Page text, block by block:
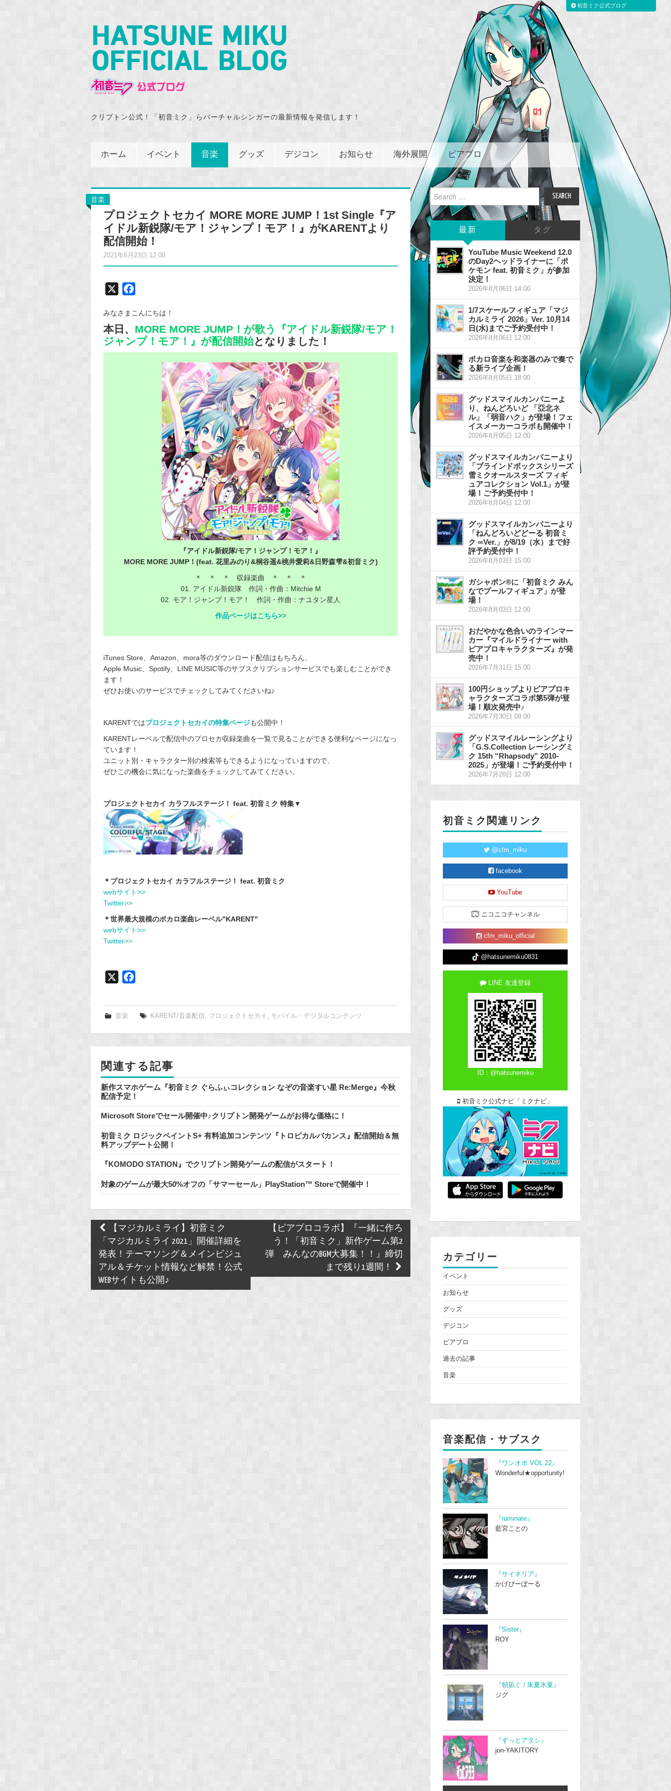
クリプトン公式！「初音ミク」らバーチャルシンガーの最新情報を発信します！
ホーム イベント 音楽 グッズ デジコン お知らせ 海外展開 ピアプロ
音楽
プロジェクトセカイ MORE MORE JUMP！1st Single『ア
イドル新鋭隊/モア！ジャンプ！モア！』がKARENTより
配信開始！
2021年6月23日 12:00
c
e
b
o
みなさまこんにちは！
本日、 MORE MORE JUMP！が歌う『アイドル新鋭隊/モア！
ジャンプ！モア！』が配信開始となりました！
『アイドル新鋭隊/モア！ジャンプ！モア！』
MORE MORE JUMP！ (feat. 花里みのり&桐谷遥&桃井愛莉&日野森雫&初音ミク)
＊ ＊ ＊ 収録楽曲 ＊ ＊ ＊
01. アイドル新鋭隊 作詞・作曲：Mitchie M
02. モア！ジャンプ！モア！ 作詞・作曲：ナユタン星人
作品ページはこちら>>
iTunes Store、Amazon、mora等のダウンロード配信はもちろん、
Apple Music、Spotify、LINE MUSIC等のサブスクリプションサービスでも楽しむことができ
ます！
ぜひお使いのサービスでチェックしてみてくださいね♪
KARENTではプロジェクトセカイの特集ページも公開中！
KARENTレーベルで配信中のプロセカ収録楽曲を一覧で見ることができる便利なページになっ
ています！
ユニット別・キャラクター別の検索等もできるようになっていますので、
ぜひこの機会に気になった楽曲をチェックしてみてください。
プロジェクトセカイ カラフルステージ！ feat. 初音ミク 特集▼
＊プロジェクトセカイ カラフルステージ！ feat. 初音ミク
webサイト>>
Twitter>>
＊世界最大規模のボカロ楽曲レーベル"KARENT"
webサイト>>
Twitter>>
k
音楽 KARENT/音楽配信 プロジェクトセカイ モバイル・デジタルコンテンツ
関連する記事
新作スマホゲーム『初音ミク ぐらふぃコレクション なぞの音楽すい星 Re:Merge』今秋
配信予定！
Microsoft Storeでセール開催中♪クリプトン開発ゲームがお得な価格に！
初音ミク ロジックペイントS+ 有料追加コンテンツ『トロピカルバカンス』配信開始＆無
料アップデート公開！
『KOMODO STATION』でクリプトン開発ゲームの配信がスタート！
対象のゲームが最大50%オフの「サマーセール」PlayStation™ Storeで開催中！
Post
navigation
【マジカルミライ】初音ミク
「マジカルミライ 2021」開催詳細を
発表！テーマソング＆メインビジュ
アル＆チケット情報など解禁！公式
WEBサイトも公開♪
【ピアプロコラボ】『一緒に作ろ
う！「初音ミク」新作ゲーム第2
弾 みんなのBGM大募集！！』締切
まで残り1週間！
Search
for:
最新 タグ
YouTube Music Weekend 12.0
のDay2ヘッドライナーに「ポ
ケモン feat. 初音ミク」が参加
決定！
2026年8月06日 14:00
1/7スケールフィギュア「マジ
カルミライ 2026」Ver. 10月14
日(水)までご予約受付中！
2026年8月06日 12:00
ボカロ音楽を和楽器のみで奏で
る新ライブ企画！
2026年8月05日 18:00
グッドスマイルカンパニーよ
り、ねんどろいど 「亞北ネ
ル」「弱音ハク」が登場！フェ
イスメーカーコラボも開催中！
2026年8月05日 12:00
グッドスマイルカンパニーより
「ブラインドボックスシリーズ
雪ミクオールスターズ フィギ
ュアコレクション Vol.1」が登
場！ご予約受付中！
2026年8月04日 12:00
グッドスマイルカンパニーより
「ねんどろいどどーる 初音ミ
ク ∞Ver.」が8/19（水）まで好
評予約受付中！
2026年8月03日 15:00
ガシャポン®に「初音ミク みん
なでプールフィギュア」が登
場！
2026年8月03日 12:00
おだやかな色合いのラインマー
カー『マイルドライナー with
ピアプロキャラクターズ』が発
売中！
2026年7月31日 15:00
100円ショップよりピアプロキ
ャラクターズコラボ第5弾が登
場！順次発売中♪
2026年7月30日 09:00
グッドスマイルレーシングより
「G.S.Collection レーシングミ
ク 15th “Rhapsody” 2010-
2025」が登場！ご予約受付中！
2026年7月28日 12:00
初音ミク関連リンク
@cfm_miku
facebook
YouTube
ニコニコチャンネル
cfm_miku_official
@hatsunemiku0831
LINE 友達登録
ID：@hatsunemiku
初音ミク公式ナビ「ミクナビ」
カテゴリー
イベント
お知らせ
グッズ
デジコン
ピアプロ
過去の記事
音楽
音楽配信・サブスク
『ワンオポ VOL.22』
Wonderful★opportunity!
『ruminate』
藍宮ことの
『サイネリア』
かげぴーぼーる
『Sister』
ROY
『朝凪ぐ / 朱夏氷菓』
ジグ
『ずっとアタシ』
jon-YAKITORY
初音ミク公式ブログ